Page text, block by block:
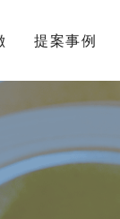
提案事例